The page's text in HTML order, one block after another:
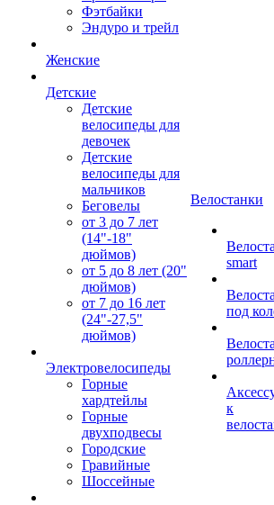
Фэтбайки
Эндуро и трейл
Женские
Детские
Детские
велосипеды для
девочек
Детские
велосипеды для
мальчиков
Беговелы
от 3 до 7 лет
(14"-18"
дюймов)
от 5 до 8 лет (20"
дюймов)
от 7 до 16 лет
(24"-27,5"
дюймов)
Электровелосипеды
Горные
хардтейлы
Горные
двухподвесы
Городские
Гравийные
Шоссейные
Велостанки
smart
под
к